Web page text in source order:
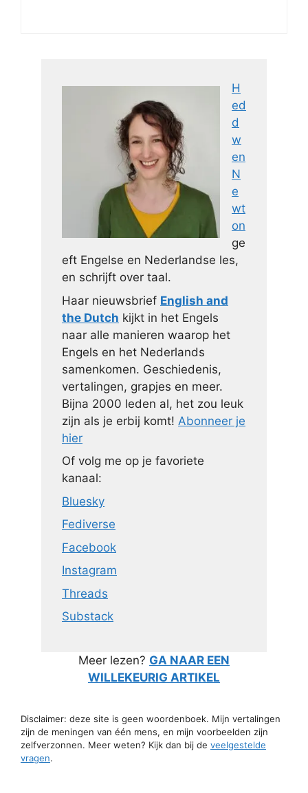
H
ed
d
w
en
N
e
wt
on
ge
eft Engelse en Nederlandse les,
en schrijft over taal.
Haar nieuwsbrief English and
the Dutch kijkt in het Engels
naar alle manieren waarop het
Engels en het Nederlands
samenkomen. Geschiedenis,
vertalingen, grapjes en meer.
Bijna 2000 leden al, het zou leuk
zijn als je erbij komt! Abonneer je
hier
Of volg me op je favoriete
kanaal:
Bluesky
Fediverse
Facebook
Instagram
Threads
Substack
Meer lezen? GA NAAR EEN
WILLEKEURIG ARTIKEL
Disclaimer: deze site is geen woordenboek. Mijn vertalingen
zijn de meningen van één mens, en mijn voorbeelden zijn
zelfverzonnen. Meer weten? Kijk dan bij de veelgestelde
vragen.